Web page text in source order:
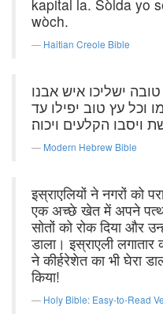
kapital la. Sòlda yo
wòch.
Haitian Creole Bible
ישליכו איש אבנו
וכל עץ טוב יפילו עד
הקלעים ויכוה׃
Modern Hebrew Bible
इस्राएलियों ने नगरों को
एक अच्छे खेत में अपने
सोतों को रोक दिया और
डाला। इस्राएली
ने कीर्हरेशेत का भी घेरा
किया!
Holy Bible: Easy-to-Read